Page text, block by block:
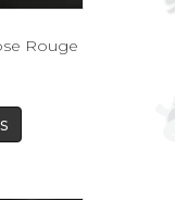
Rouge